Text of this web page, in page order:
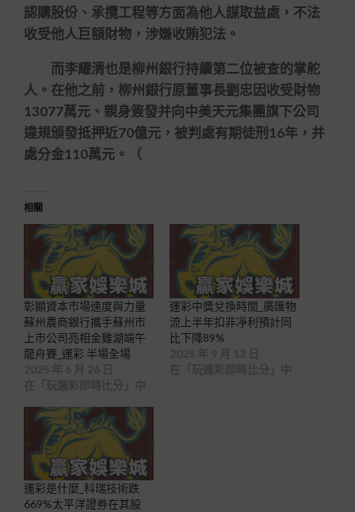
認購股份、承攬工程等方面為他人謀取益處，不法
收受他人巨額財物，涉嫌收賄犯法。
而李耀清也是柳州銀行持續第二位被查的掌舵
人。在他之前，柳州銀行原董事長劉忠因收受財物
13077萬元、親身簽發并向中美天元集團旗下公司
違規頒發抵押近70億元，被判處有期徒刑16年，并
處分金110萬元。（
相關
彰顯資本市場速度與力量
蘇州農商銀行攜手蘇州市
上市公司亮相金雞湖端午
龍舟賽_運彩 半場全場
運彩中獎兌換時間_廣匯物
流上半年扣非凈利預計同
比下降89%
運彩是什麼_科瑞技術跌
669%太平洋證券在其股